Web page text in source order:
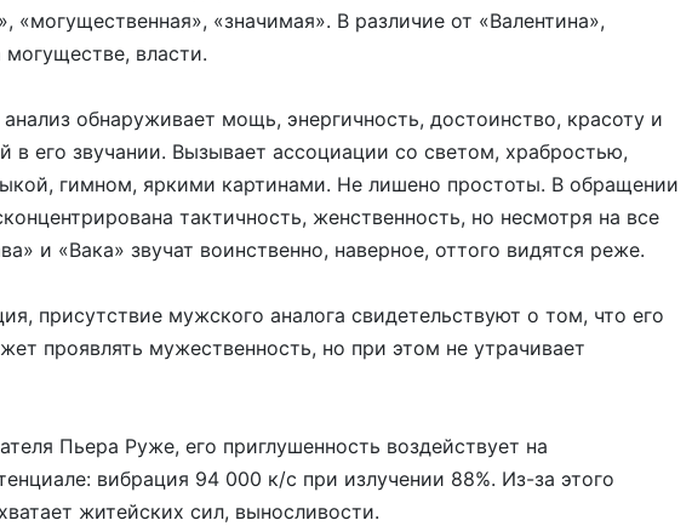
«могущественная», «значимая». В различие от «Валентина»,
власти.
обнаруживает мощь, энергичность, достоинство, красоту и
в его звучании. Вызывает ассоциации со светом, храбростью,
гимном, яркими картинами. Не лишено простоты. В обращении
тактичность, женственность, но несмотря на все
и «Вака» звучат воинственно, наверное, оттого видятся реже.
присутствие мужского аналога свидетельствуют о том, что его
проявлять мужественность, но при этом не утрачивает
Пьера Руже, его приглушенность воздействует на
вибрация 94 000 к/с при излучении 88%. Из-за этого
житейских сил, выносливости.